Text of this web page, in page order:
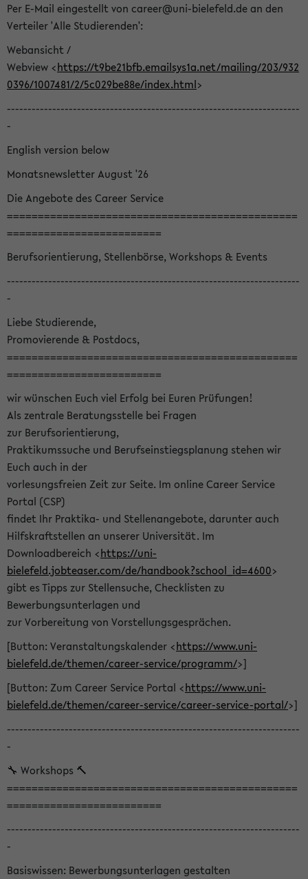
Per E-Mail eingestellt von career@uni-bielefeld.de an den
Verteiler 'Alle Studierenden':
Webansicht /
Webview <https://t9be21bfb.emailsys1a.net/mailing/203/932
0396/1007481/2/5c029be88e/index.html>
-----------------------------------------------------------------------
-
English version below
Monatsnewsletter August '26
Die Angebote des Career Service
===============================================
=========================
Berufsorientierung, Stellenbörse, Workshops & Events
-----------------------------------------------------------------------
-
Liebe Studierende,
Promovierende & Postdocs,
===============================================
=========================
wir wünschen Euch viel Erfolg bei Euren Prüfungen!
Als zentrale Beratungsstelle bei Fragen
zur Berufsorientierung,
Praktikumssuche und Berufseinstiegsplanung stehen wir
Euch auch in der
vorlesungsfreien Zeit zur Seite. Im online Career Service
Portal (CSP)
findet Ihr Praktika- und Stellenangebote, darunter auch
Hilfskraftstellen an unserer Universität. Im
Downloadbereich <https://uni-
bielefeld.jobteaser.com/de/handbook?school_id=4600>
gibt es Tipps zur Stellensuche, Checklisten zu
Bewerbungsunterlagen und
zur Vorbereitung von Vorstellungsgesprächen.
[Button: Veranstaltungskalender <https://www.uni-
bielefeld.de/themen/career-service/programm/>]
[Button: Zum Career Service Portal <https://www.uni-
bielefeld.de/themen/career-service/career-service-portal/>]
-----------------------------------------------------------------------
-
🔧 Workshops 🔨
===============================================
=========================
-----------------------------------------------------------------------
-
Basiswissen: Bewerbungsunterlagen gestalten